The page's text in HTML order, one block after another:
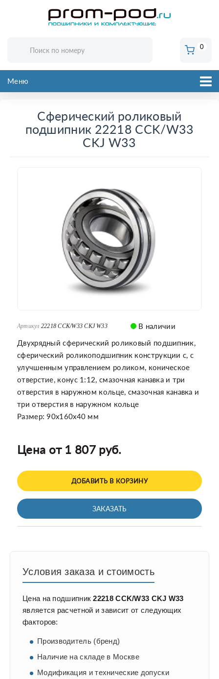
0
Меню
Сферический роликовый
подшипник 22218 CCK/W33
CKJ W33
Артикул 22218 CCK/W33 CKJ W33
В наличии
Двухрядный сферический роликовый подшипник,
сферический роликоподшипник конструкции c, с
улучшенным управлением роликом, коническое
отверстие, конус 1:12, смазочная канавка и три
отверстия в наружном кольце, смазочная канавка и
три отверстия в наружном кольце
Размер: 90x160x40 мм
Цена от 1 807 руб.
ДОБАВИТЬ В КОРЗИНУ
ЗАКАЗАТЬ
Условия заказа и стоимость
Цена на подшипник22218 CCK/W33 CKJ W33
является расчетной и зависит от следующих
факторов:
Производитель (бренд)
Наличие на складе в Москве
Модификация и технические допуски